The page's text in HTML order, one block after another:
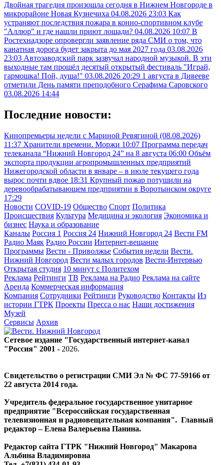
Двойная трагедия произошла сегодня в Нижнем Новгороде в
микрорайоне Новая Кузнечиха 04.08.2026 23:03 Как
устраняют последствия пожара в конно-спортивном клубе
"Аллюр" и где нашли приют лошади? 04.08.2026 10:07 В
Ростехнадзоре опровергли заявление ряда СМИ о том, что
канатная дорога будет закрыта до мая 2027 года 03.08.2026
23:03 Автозаводский парк зазвучал народной музыкой. В эти
выходные там прошёл десятый открытый фестиваль "Играй,
гармошка! Пой, душа!" 03.08.2026 20:29 1 августа в Дивееве
отметили День памяти преподобного Серафима Саровского
03.08.2026 14:44
Последние новости:
Кинопремьеры недели с Мариной Ревягиной (08.08.2026)
11:37 Хранители времени. Моржи 10:07 Программа передач
телеканала “Нижний Новгород 24” на 8 августа 06:00 Объём
экспорта продукции агропромышленных предприятий
Нижегородской области в январе – в июле текущего года
вырос почти вдвое 18:31 Крупный пожар потушили на
деревообрабатывающем предприятии в Воротынском округе
17:29
Новости COVID-19 Общество Спорт Политика
Происшествия Культура Медицина и экология Экономика и
бизнес Наука и образование
Каналы Россия 1 Россия 24 Нижний Новгород 24 Вести FM
Радио Маяк Радио России Интернет-вещание
Программы Вести - Приволжье События недели Вести.
Нижний Новгород Вести малых городов Вести-Интервью
Открытая студия 10 минут с Политехом
Реклама Рейтинги ТВ Реклама на Радио Реклама на сайте
Аренда Коммерческая информация
Компания Сотрудники Рейтинги Руководство Контакты Из
истории ГТРК Проекты Пресса о нас Наши достижения
Музей
Сервисы Архив
Сетевое издание "Государственный интернет-канал
"Россия" 2001 - 2026.
Свидетельство о регистрации СМИ Эл № ФС 77-59166 от
22 августа 2014 года.
Учредитель федеральное государственное унитарное
предприятие "Всероссийская государственная
телевизионная и радиовещательная компания". Главный
редактор – Елена Валерьевна Панина.
Редактор сайта ГТРК "Нижний Новгород" Макарова
Альбина Владимировна